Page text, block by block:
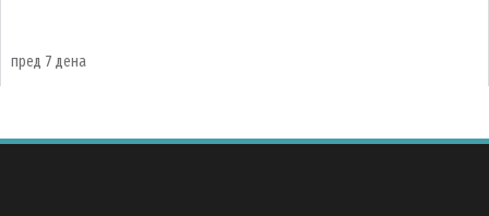
пред 7 дена